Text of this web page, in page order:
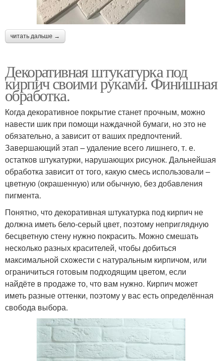
читать дальше →
Декоративная штукатурка под
кирпич своими руками. Финишная
обработка.
Когда декоративное покрытие станет прочным, можно
навести шик при помощи наждачной бумаги, но это не
обязательно, а зависит от ваших предпочтений.
Завершающий этап – удаление всего лишнего, т. е.
остатков штукатурки, нарушающих рисунок. Дальнейшая
обработка зависит от того, какую смесь использовали –
цветную (окрашенную) или обычную, без добавления
пигмента.
Понятно, что декоративная штукатурка под кирпич не
должна иметь бело-серый цвет, поэтому неприглядную
бесцветную стену нужно покрасить. Можно смешать
несколько разных красителей, чтобы добиться
максимальной схожести с натуральным кирпичом, или
ограничиться готовым подходящим цветом, если
найдёте в продаже то, что вам нужно. Кирпич может
иметь разные оттенки, поэтому у вас есть определённая
свобода выбора.